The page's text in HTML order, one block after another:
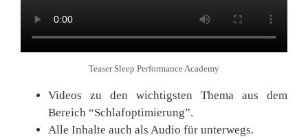
Teaser Sleep Performance Academy
Videos zu den wichtigsten Thema aus dem
Bereich “Schlafoptimierung”.
Alle Inhalte auch als Audio für unterwegs.